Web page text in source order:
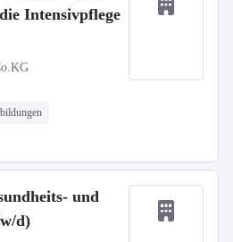
Intensivpflege
und
d)